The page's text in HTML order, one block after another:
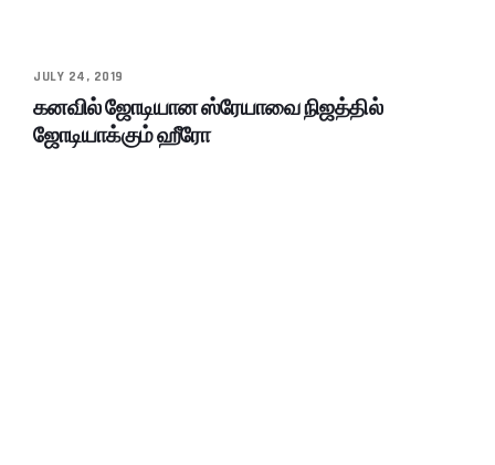
JULY 24, 2019
கனவில் ஜோடியான ஸ்ரேயாவை நிஜத்தில்
ஜோடியாக்கும் ஹீரோ